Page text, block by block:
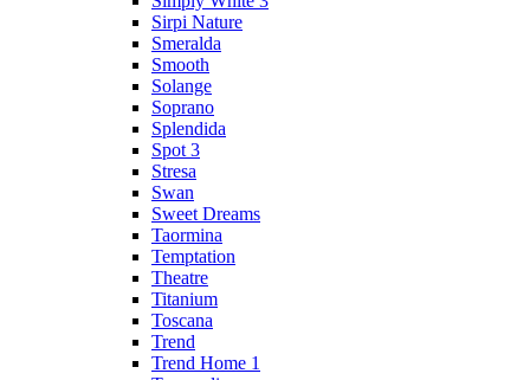
Sirpi Nature
Smeralda
Smooth
Solange
Soprano
Splendida
Spot 3
Stresa
Swan
Sweet Dreams
Taormina
Temptation
Theatre
Titanium
Toscana
Trend
Trend Home 1